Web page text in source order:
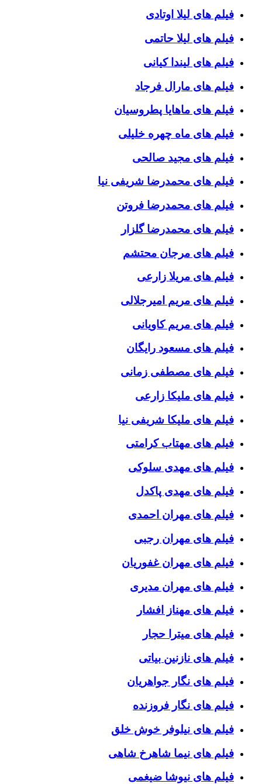
فیلم های لیلا اوتادی
فیلم های لیلا حاتمی
فیلم های لیندا کیانی
فیلم های مارال فرجاد
فیلم های ماهایا پطروسیان
فیلم های ماه چهره خلیلی
فیلم های مجید صالحی
فیلم های محمدرضا شریفی نیا
فیلم های محمدرضا فروتن
فیلم های محمدرضا گلزار
فیلم های مرجان محتشم
فیلم های مریلا زارعی
فیلم های مریم امیرجلالی
فیلم های مریم کاویانی
فیلم های مسعود رایگان
فیلم های مصطفی زمانی
فیلم های ملیکا زارعی
فیلم های ملیکا شریفی نیا
فیلم های مهتاب کرامتی
فیلم های مهدی سلوکی
فیلم های مهدی پاکدل
فیلم های مهران احمدی
فیلم های مهران رجبی
فیلم های مهران غفوریان
فیلم های مهران مدیری
فیلم های مهناز افشار
فیلم های میترا حجار
فیلم های نازنین بیاتی
فیلم های نگار جواهریان
فیلم های نگار فروزنده
فیلم های نیلوفر خوش خلق
فیلم های نیما شاهرخ شاهی
فیلم های نیوشا ضیغمی